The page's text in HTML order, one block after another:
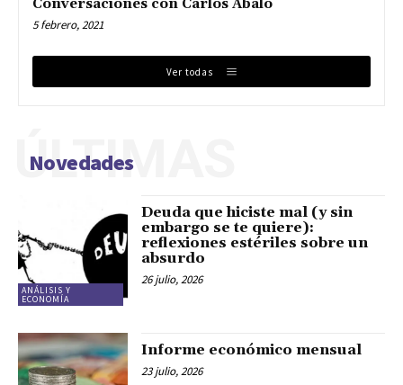
Conversaciones con Carlos Abalo
5 febrero, 2021
Ver todas
Novedades
ÚLTIMAS
ANÁLISIS Y
ECONOMÍA
Deuda que hiciste mal (y sin
embargo se te quiere):
reflexiones estériles sobre un
absurdo
26 julio, 2026
Informe económico mensual
23 julio, 2026